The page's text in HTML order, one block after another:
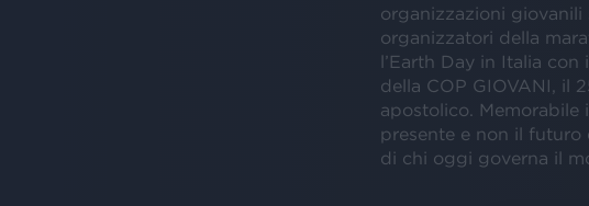
organizzazioni
organizzatori della
l’Earth Day in Italia
della COP GIOVANI, il
apostolico. Memorabile
presente e non il futuro
di chi oggi governa il